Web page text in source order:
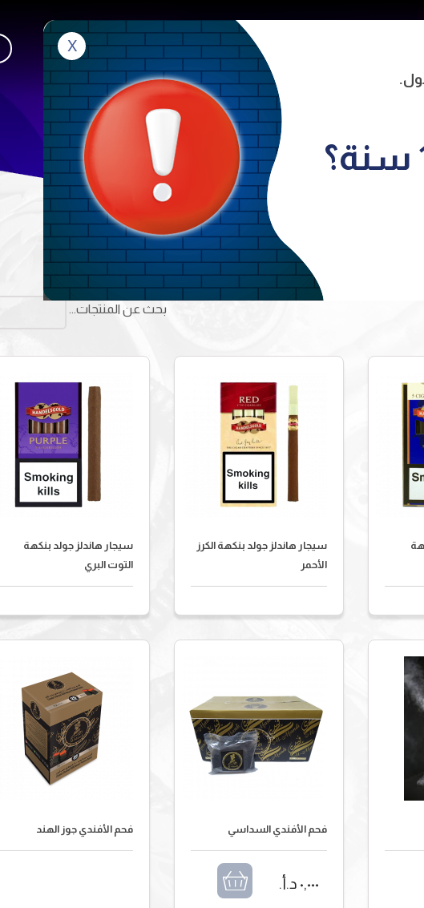
X المنتجات المتجر تواصل معنا
بحث عن المنتجات...
سيجار هاندلز جولد بنكهة الكرز
الأحمر
سيجار هاندلز جولد بنكهة
التوت البري
فحم الأفندي السداسي فحم الأفندي جوز الهند